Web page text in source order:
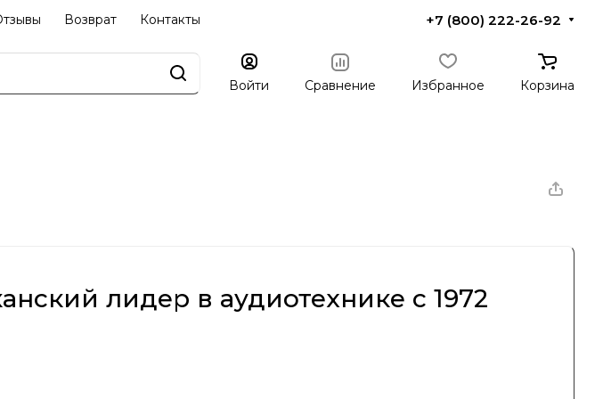
Возврат Контакты +7 (800) 222-26-92
Войти Сравнение Избранное Корзина
лидер в аудиотехнике с 1972
1972 году в США и с тех пор завоевала репутацию производителя